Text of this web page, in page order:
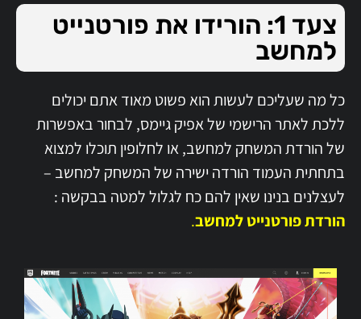
צעד 1: הורידו את פורטנייט
למחשב
כל מה שעליכם לעשות הוא פשוט מאוד אתם יכולים
ללכת לאתר הרישמי של אפיק גיימס, לבחור באפשרות
של הורדת המשחק למחשב, או לחלופין תוכלו למצוא
בתחתית העמוד הורדה ישירה של המשחק למחשב –
לעצלנים בנינו שאין להם כח לגלול למטה בבקשה :
הורדת פורטנייט למחשב.